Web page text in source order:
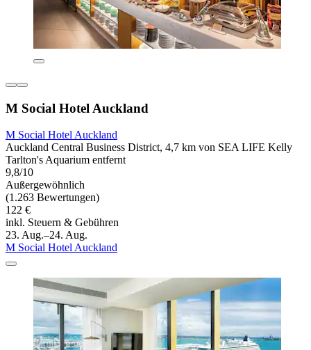
M Social Hotel Auckland
M Social Hotel Auckland
Auckland Central Business District, 4,7 km von SEA LIFE Kelly
Tarlton's Aquarium entfernt
9,8/10
Außergewöhnlich
(1.263 Bewertungen)
122 €
inkl. Steuern & Gebühren
23. Aug.–24. Aug.
M Social Hotel Auckland